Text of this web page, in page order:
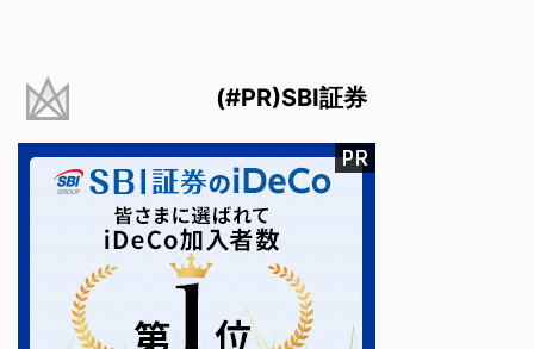
(#PR)SBI証券